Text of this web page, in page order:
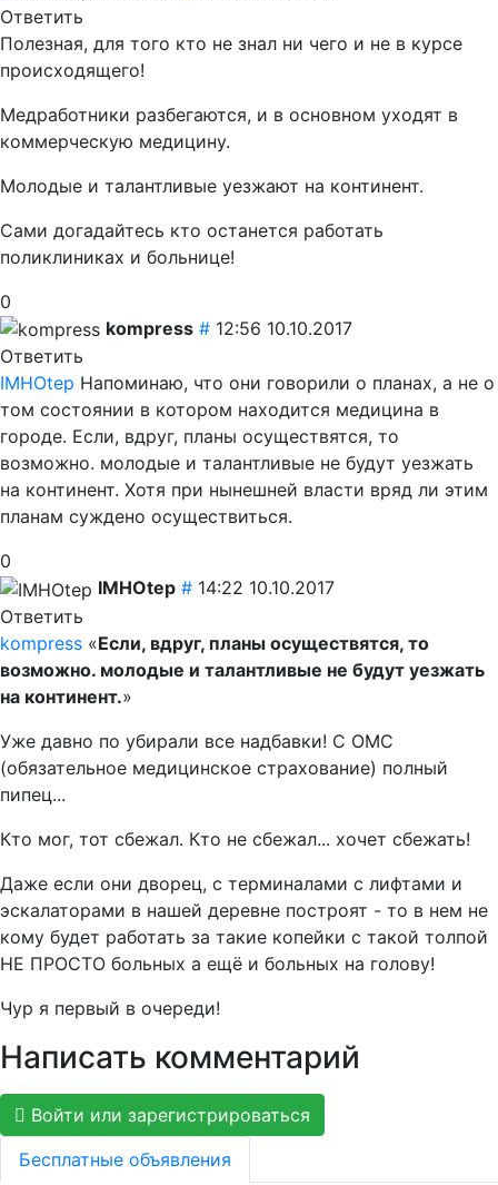
Ответить
Полезная, для того кто не знал ни чего и не в курсе
происходящего!
Медработники разбегаются, и в основном уходят в
коммерческую медицину.
Молодые и талантливые уезжают на континент.
Сами догадайтесь кто останется работать
поликлиниках и больнице!
0
kompress # 12:56 10.10.2017
Ответить
IMHOtep Напоминаю, что они говорили о планах, а не о
том состоянии в котором находится медицина в
городе. Если, вдруг, планы осуществятся, то
возможно. молодые и талантливые не будут уезжать
на континент. Хотя при нынешней власти вряд ли этим
планам суждено осуществиться.
0
IMHOtep # 14:22 10.10.2017
Ответить
kompress
Если, вдруг, планы осуществятся, то
возможно. молодые и талантливые не будут уезжать
на континент.
Уже давно по убирали все надбавки! С ОМС
(обязательное медицинское страхование) полный
пипец...
Кто мог, тот сбежал. Кто не сбежал... хочет сбежать!
Даже если они дворец, с терминалами с лифтами и
эскалаторами в нашей деревне построят - то в нем не
кому будет работать за такие копейки с такой толпой
НЕ ПРОСТО больных а ещё и больных на голову!
Чур я первый в очереди!
Написать комментарий
Войти или зарегистрироваться
Бесплатные объявления